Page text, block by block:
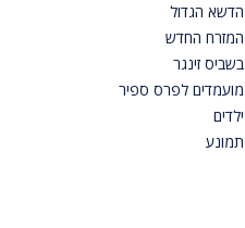
הדשא הגדול
המזרח החדש
בשביס זינגר
מועמדים לפרס ספיר
ילדים
תמונע